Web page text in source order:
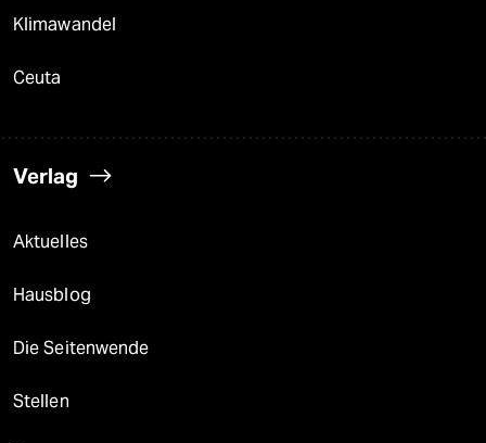
Klimawandel
Ceuta
Verlag
Aktuelles
Hausblog
Die Seitenwende
Stellen